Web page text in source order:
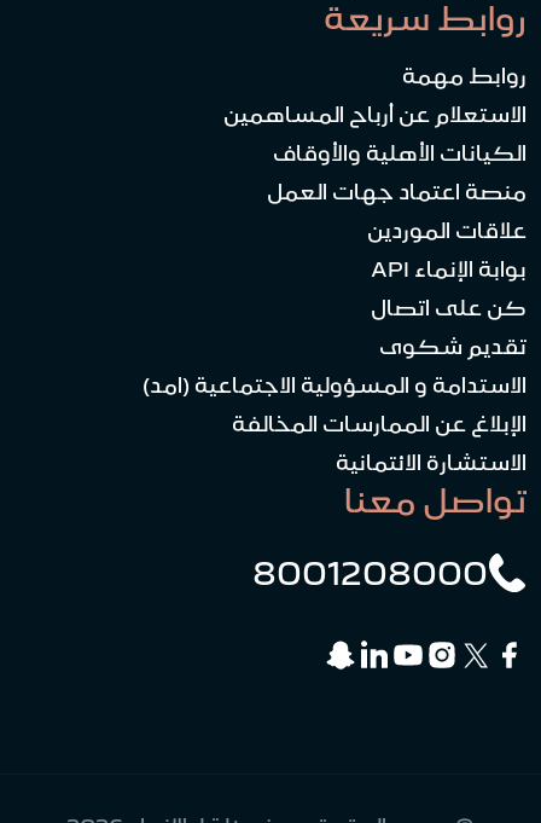
روابط سريعة
روابط مهمة
الاستعلام عن أرباح المساهمين
الكيانات الأهلية والأوقاف
منصة اعتماد جهات العمل
علاقات الموردين
بوابة الإنماء API
كن على اتصال
تقديم شكوى
الاستدامة و المسؤولية الاجتماعية (امد)
الإبلاغ عن الممارسات المخالفة
الاستشارة الائتمانية
تواصل معنا
8001208000